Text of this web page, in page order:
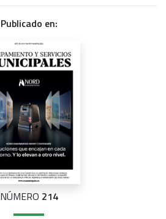
Publicado en:
NÚMERO 214